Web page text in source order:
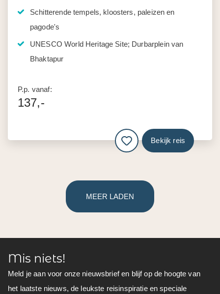
Schitterende tempels, kloosters, paleizen en
pagode's
UNESCO World Heritage Site; Durbarplein van
Bhaktapur
P.p. vanaf:
137,-
Bekijk reis
MEER LADEN
Mis niets!
Meld je aan voor onze nieuwsbrief en blijf op de hoogte van
het laatste nieuws, de leukste reisinspiratie en speciale